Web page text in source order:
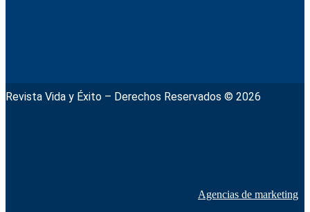
Revista Vida y Éxito – Derechos Reservados © 2026
Agencias de marketing